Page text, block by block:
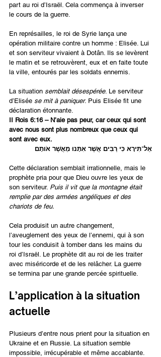
part au roi d’Israël. Cela commença à inverser
le cours de la guerre.
En représailles, le roi de Syrie lança une
opération militaire contre un homme : Elisée. Lui
et son serviteur vivaient à Dotân. Ils se levèrent
le matin et se retrouvèrent, eux et en faite toute
la ville, entourés par les soldats ennemis.
La situation semblait désespérée. Le serviteur
d’Elisée se mit à paniquer. Puis Elisée fit une
déclaration étonnante.
II Rois 6:16 – N’aie pas peur, car ceux qui sont
avec nous sont plus nombreux que ceux qui
sont avec eux.
אַל־תִּירָא כִּי רַבִּים אֲשֶׁר אִתָּנוּ מֵאֲשֶׁר אֹותָם
Cette déclaration semblait irrationnelle, mais le
prophète pria pour que Dieu ouvre les yeux de
son serviteur. Puis il vit que la montagne était
remplie par des armées angéliques et des
chariots de feu.
Cela produisit un autre changement,
l’aveuglement des yeux de l’ennemi, qui à son
tour les conduisit à tomber dans les mains du
roi d’Israël. Le prophète dit au roi de les traiter
avec miséricorde et de les relâcher. La guerre
se termina par une grande percée spirituelle.
L’application à la situation
actuelle
Plusieurs d’entre nous prient pour la situation en
Ukraine et en Russie. La situation semble
impossible, irrécupérable et même accablante.